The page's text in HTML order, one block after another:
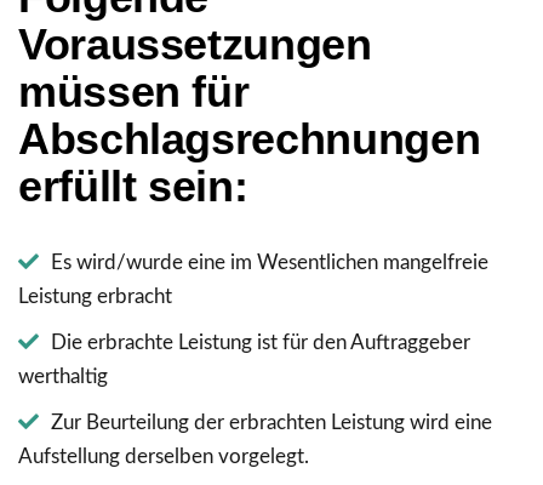
Voraussetzungen
müssen für
Abschlagsrechnungen
erfüllt sein:
Es wird/wurde eine im Wesentlichen mangelfreie
Leistung erbracht
Die erbrachte Leistung ist für den Auftraggeber
werthaltig
Zur Beurteilung der erbrachten Leistung wird eine
Aufstellung derselben vorgelegt.